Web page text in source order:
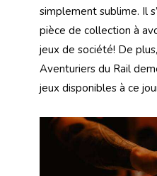
simplement sublime. Il
pièce de collection à
jeux de société! De
Aventuriers du Rail
jeux disponibles à ce